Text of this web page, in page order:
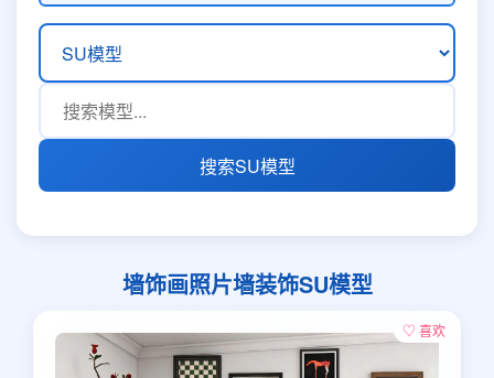
搜索SU模型
墙饰画照片墙装饰SU模型
♡ 喜欢